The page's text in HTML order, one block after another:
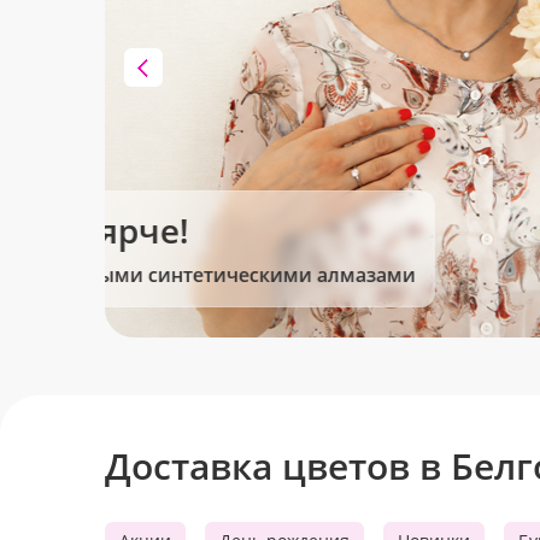
Клубника в шоколаде
Сладкие моменты для Вас!
Доставка цветов в